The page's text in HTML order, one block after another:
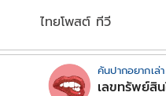
ไทยโพสต์ ทีวี
คันปากอยากเล่า
เลขทรัพย์สิน